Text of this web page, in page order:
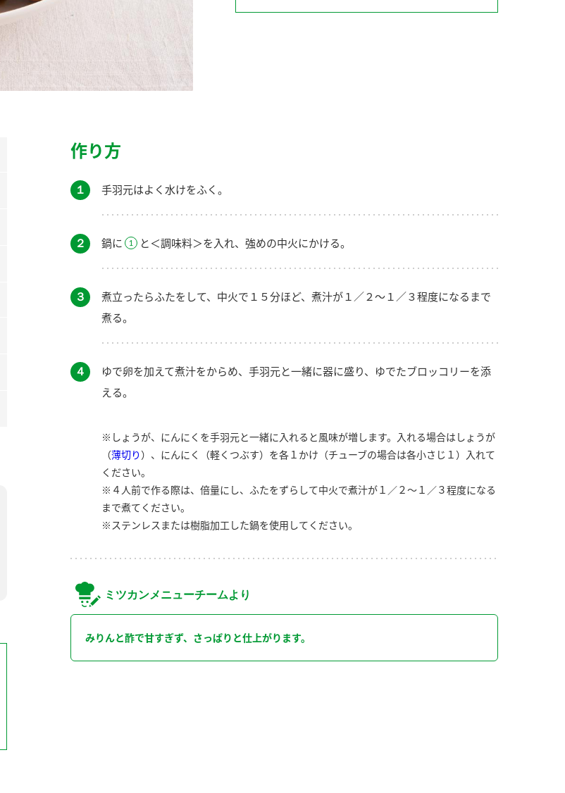
作り方
１ 手羽元はよく水けをふく。
２ 鍋に と＜調味料＞を入れ、強めの中火にかける。
３
煮立ったらふたをして、中火で１５分ほど、煮汁が１／２～１／３程度になるまで
煮る。
４
ゆで卵を加えて煮汁をからめ、手羽元と一緒に器に盛り、ゆでたブロッコリーを添
える。
※しょうが、にんにくを手羽元と一緒に入れると風味が増します。入れる場合はしょうが
（薄切り ）、にんにく（軽くつぶす）を各１かけ（チューブの場合は各小さじ１）入れて
ください。
※４人前で作る際は、倍量にし、ふたをずらして中火で煮汁が１／２～１／３程度になる
まで煮てください。
※ステンレスまたは樹脂加工した鍋を使用してください。
ミツカンメニューチームより
みりんと酢で甘すぎず、さっぱりと仕上がります。